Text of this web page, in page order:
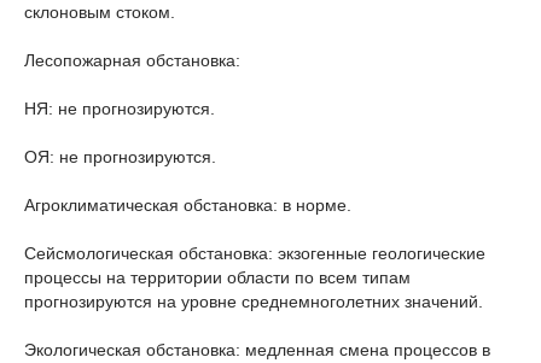
склоновым стоком.
Лесопожарная обстановка:
НЯ: не прогнозируются.
ОЯ: не прогнозируются.
Агроклиматическая обстановка: в норме.
Сейсмологическая обстановка: экзогенные геологические
процессы на территории области по всем типам
прогнозируются на уровне среднемноголетних значений.
Экологическая обстановка: медленная смена процессов в